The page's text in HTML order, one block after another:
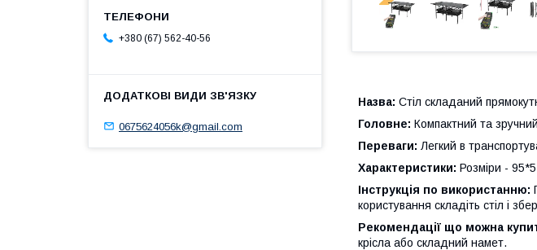
Назва: Стіл складаний
Головне: Компактний та
Переваги: Легкий в
Характеристики: Розміри -
Інструкція по використанню:
користування складіть стіл і
Рекомендації що можна
крісла або складний намет.
+380 (67) 562-40-56
0675624056k@gmail.com